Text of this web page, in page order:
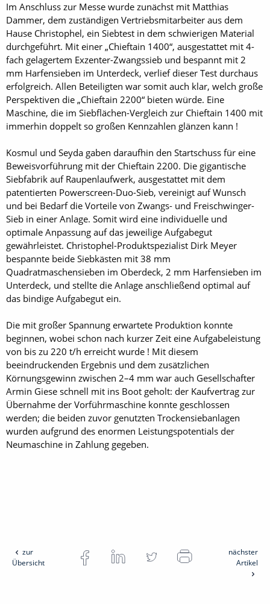
Im Anschluss zur Messe wurde zunächst mit Matthias
Dammer, dem zuständigen Vertriebsmitarbeiter aus dem
Hause Christophel, ein Siebtest in dem schwierigen Material
durchgeführt. Mit einer „Chieftain 1400“, ausgestattet mit 4-
fach gelagertem Exzenter-Zwangssieb und bespannt mit 2
mm Harfensieben im Unterdeck, verlief dieser Test durchaus
erfolgreich. Allen Beteiligten war somit auch klar, welch große
Perspektiven die „Chieftain 2200“ bieten würde. Eine
Maschine, die im Siebflächen-Vergleich zur Chieftain 1400 mit
immerhin doppelt so großen Kennzahlen glänzen kann !
Kosmul und Seyda gaben daraufhin den Startschuss für eine
Beweisvorführung mit der Chieftain 2200. Die gigantische
Siebfabrik auf Raupenlaufwerk, ausgestattet mit dem
patentierten Powerscreen-Duo-Sieb, vereinigt auf Wunsch
und bei Bedarf die Vorteile von Zwangs- und Freischwinger-
Sieb in einer Anlage. Somit wird eine individuelle und
optimale Anpassung auf das jeweilige Aufgabegut
gewährleistet. Christophel-Produktspezialist Dirk Meyer
bespannte beide Siebkästen mit 38 mm
Quadratmaschensieben im Oberdeck, 2 mm Harfensieben im
Unterdeck, und stellte die Anlage anschließend optimal auf
das bindige Aufgabegut ein.
Die mit großer Spannung erwartete Produktion konnte
beginnen, wobei schon nach kurzer Zeit eine Aufgabeleistung
von bis zu 220 t/h erreicht wurde ! Mit diesem
beeindruckenden Ergebnis und dem zusätzlichen
Körnungsgewinn zwischen 2–4 mm war auch Gesellschafter
Armin Giese schnell mit ins Boot geholt: der Kaufvertrag zur
Übernahme der Vorführmaschine konnte geschlossen
werden; die beiden zuvor genutzten Trockensiebanlagen
wurden aufgrund des enormen Leistungspotentials der
Neumaschine in Zahlung gegeben.
zur
Übersicht
nächster
Artikel